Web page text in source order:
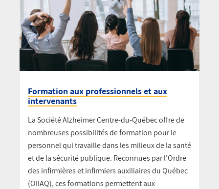
Formation aux professionnels et aux
intervenants
La Société Alzheimer Centre-du-Québec offre de
nombreuses possibilités de formation pour le
personnel qui travaille dans les milieux de la santé
et de la sécurité publique. Reconnues par l'Ordre
des infirmières et infirmiers auxiliaires du Québec
(OIIAQ), ces formations permettent aux